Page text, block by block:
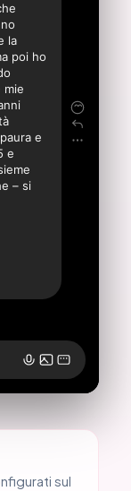
la
poi ho
mie
e
e
– si
sul